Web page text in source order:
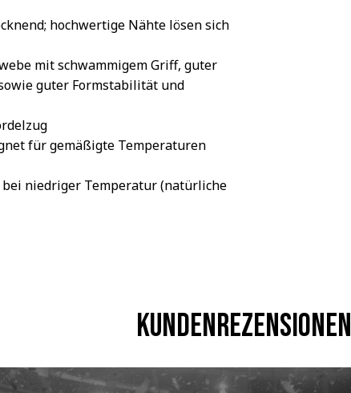
hochwertige Nähte lösen sich
mit schwammigem Griff, guter
guter Formstabilität und
für gemäßigte Temperaturen
bei niedriger Temperatur (natürliche
Kundenrezensionen